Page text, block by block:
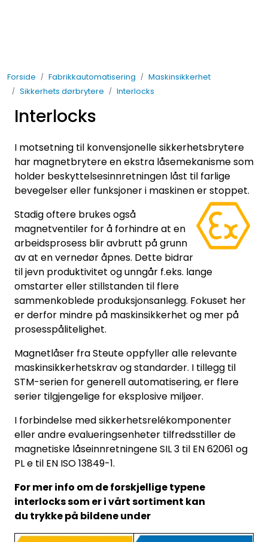
Forside Fabrikkautomatisering
Maskinsikkerhet
Sikkerhets dørbrytere
Interlocks
Interlocks
I motsetning til konvensjonelle sikkerhetsbrytere
har magnetbrytere en ekstra låsemekanisme som
holder beskyttelsesinnretningen låst til farlige
bevegelser eller funksjoner i maskinener stoppet.
Stadig oftere brukes også
magnetventiler for å forhindre at en
arbeidsprosess blir avbrutt på grunn
av at en vernedør åpnes. Dette bidrar
til jevn produktivitet og unngår f.eks. lange
omstarter eller stillstanden til flere
sammenkoblede produksjonsanlegg. Fokuset her
er derfor mindre på maskinsikkerhet og mer på
prosesspålitelighet.
Magnetlåser fra Steute oppfyller alle relevante
maskinsikkerhetskrav og standarder. I tillegg til
STM-serien for generell automatisering, er flere
serier tilgjengelige for eksplosive miljøer.
I forbindelse med sikkerhetsrelékomponenter
eller andre evalueringsenheter tilfredsstiller de
magnetiske låseinnretningene SIL 3 til EN 62061 og
PL e til EN ISO 13849-1.
For mer info om de forskjellige typene
interlocks som er i vårt sortiment kan
du trykke på bildene under
Fabrikkautomatisering
Prosessautomatisering
Kontakt oss
Nytt og Nyttig
Bærekraft